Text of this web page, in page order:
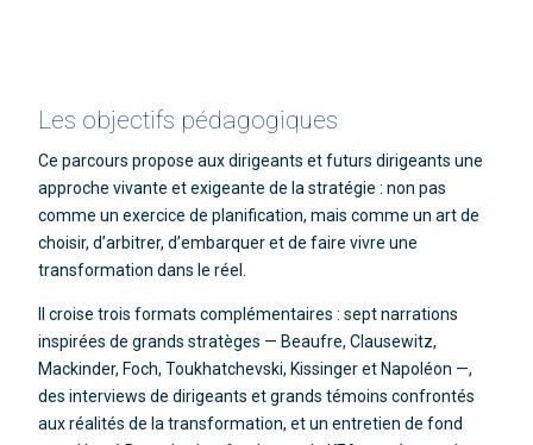
Les objectifs pédagogiques
Ce parcours propose aux dirigeants et futurs dirigeants une
approche vivante et exigeante de la stratégie : non pas
comme un exercice de planification, mais comme un art de
choisir, d’arbitrer, d’embarquer et de faire vivre une
transformation dans le réel.
Il croise trois formats complémentaires : sept narrations
inspirées de grands stratèges — Beaufre, Clausewitz,
Mackinder, Foch, Toukhatchevski, Kissinger et Napoléon —,
des interviews de dirigeants et grands témoins confrontés
aux réalités de la transformation, et un entretien de fond